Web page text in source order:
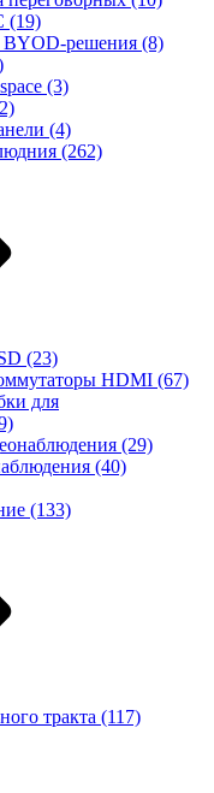
(19)
BYOD-решения (8)
(3)
(4)
(262)
(23)
HDMI (67)
для
(29)
(40)
(133)
тракта (117)